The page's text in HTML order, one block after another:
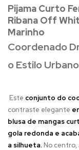
Pijama Curto
Ribana Off
Marinho
Coordenado
o Estilo
Este conjunto do
contraste elegante
blusa de mangas
gola redonda e
a silhueta. No centro,